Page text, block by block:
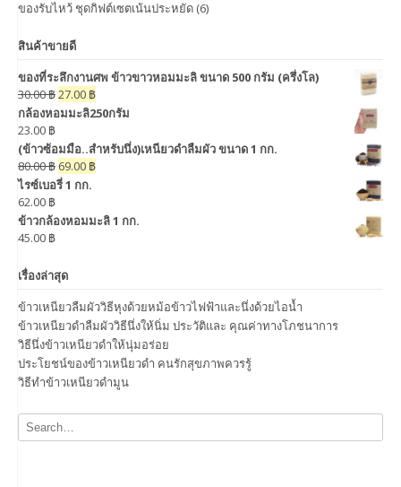
ของรับไหว้ ชุดกิฟต์เซตเน้นประหยัด (6)
สินค้าขายดี
ของที่ระลึกงานศพ ข้าวขาวหอมมะลิ ขนาด 500 กรัม (ครึ่งโล)
30.00฿27.00 ฿
กล้องหอมมะลิ250กรัม
23.00 ฿
(ข้าวซ้อมมือ..สำหรับนึ่ง)เหนียวดำลืมผัว ขนาด 1 กก.
80.00฿ 69.00 ฿
ไรซ์เบอรี่ 1 กก.
62.00 ฿
ข้าวกล้องหอมมะลิ 1 กก.
45.00 ฿
เรื่องล่าสุด
ข้าวเหนียวลืมผัววิธีหุงด้วยหม้อข้าวไฟฟ้าและนึ่งด้วยไอน้ำ
ข้าวเหนียวดำลืมผัววิธีนึ่งให้นิ่ม ประวัติและ คุณค่าทางโภชนาการ
วิธีนึ่งข้าวเหนียวดำให้นุ่มอร่อย
ประโยชน์ของข้าวเหนียวดำ คนรักสุขภาพควรรู้
วิธีทำข้าวเหนียวดำมูน